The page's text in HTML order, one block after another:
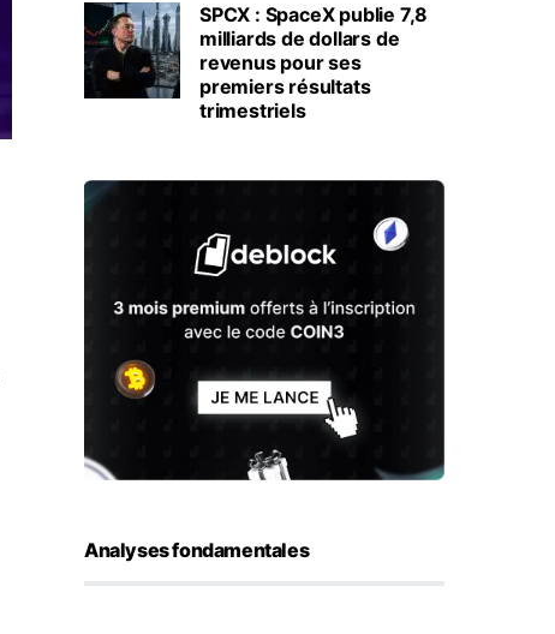
SPCX : SpaceX publie 7,8
milliards de dollars de
revenus pour ses
premiers résultats
trimestriels
Analyses fondamentales